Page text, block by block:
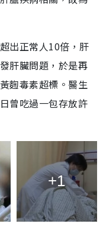
出正常人10倍，肝
肝臟問題，於是再
麴毒素超標。醫生
曾吃過一包存放許
+1